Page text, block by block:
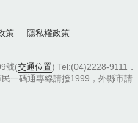
策 隱私權政策
號(交通位置) Tel:(04)2228-9111．
一碼通專線請撥1999，外縣市請